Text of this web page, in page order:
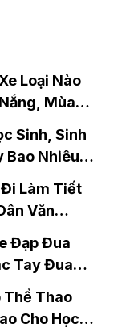
Loại Nào
Mùa
Sinh, Sinh
Bao Nhiêu?
Làm Tiết
Văn
Đạp Đua
Tay Đua
Cao
Thể Thao
Cho Học